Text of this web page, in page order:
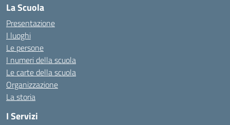
La Scuola
Presentazione
I luoghi
Le persone
I numeri della scuola
Le carte della scuola
Organizzazione
La storia
I Servizi